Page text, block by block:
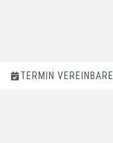
TERMIN